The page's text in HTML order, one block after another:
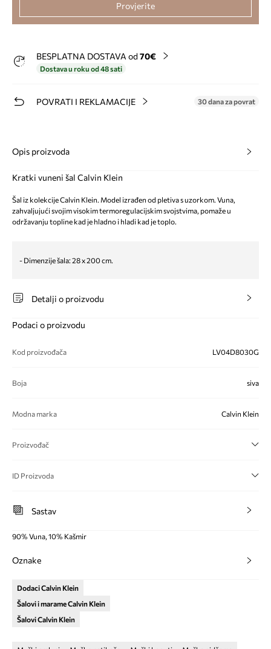
Provjerite
BESPLATNA DOSTAVA od 70€
Dostava u roku od 48 sati
POVRATI I REKLAMACIJE 30 dana za povrat
Opis proizvoda
Kratki vuneni šal Calvin Klein
Šal iz kolekcije Calvin Klein. Model izrađen od pletiva s uzorkom. Vuna,
zahvaljujući svojim visokim termoregulacijskim svojstvima, pomaže u
održavanju topline kad je hladno i hladi kad je toplo.
- Dimenzije šala: 28 x 200 cm.
Detalji o proizvodu
Podaci o proizvodu
Kod proizvođača LV04D8030G
Boja siva
Modna marka Calvin Klein
Proizvođač
ID Proizvoda
Sastav
90% Vuna, 10% Kašmir
Oznake
Dodaci Calvin Klein
Šalovi i marame Calvin Klein
Šalovi Calvin Klein